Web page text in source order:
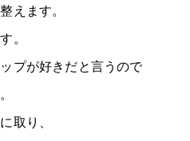
えます。
。
プが好きだと言うので
取り、